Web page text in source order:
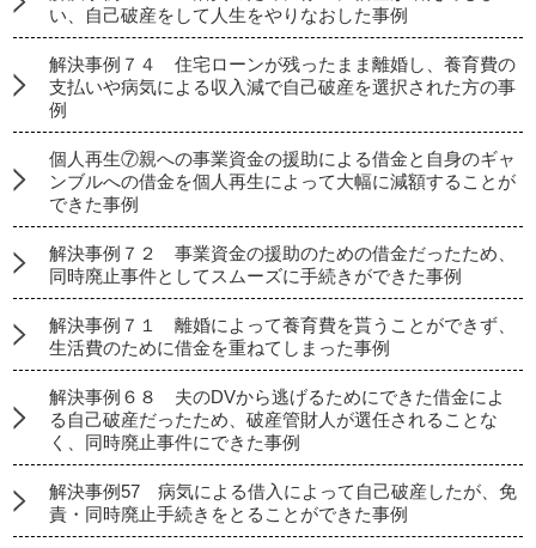
い、自己破産をして人生をやりなおした事例
解決事例７４ 住宅ローンが残ったまま離婚し、養育費の
支払いや病気による収入減で自己破産を選択された方の事
例
個人再生⑦親への事業資金の援助による借金と自身のギャ
ンブルへの借金を個人再生によって大幅に減額することが
できた事例
解決事例７２ 事業資金の援助のための借金だったため、
同時廃止事件としてスムーズに手続きができた事例
解決事例７１ 離婚によって養育費を貰うことができず、
生活費のために借金を重ねてしまった事例
解決事例６８ 夫のDVから逃げるためにできた借金によ
る自己破産だったため、破産管財人が選任されることな
く、同時廃止事件にできた事例
解決事例57 病気による借入によって自己破産したが、免
責・同時廃止手続きをとることができた事例